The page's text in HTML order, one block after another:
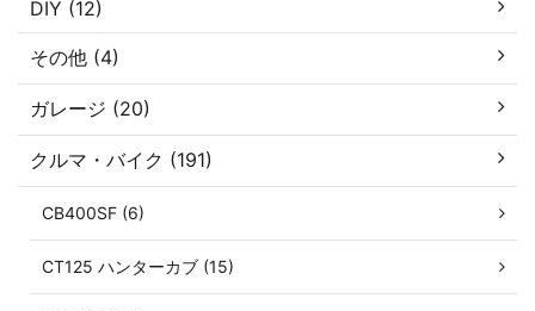
DIY (12)
その他 (4)
ガレージ (20)
クルマ・バイク (191)
CB400SF (6)
CT125 ハンターカブ (15)